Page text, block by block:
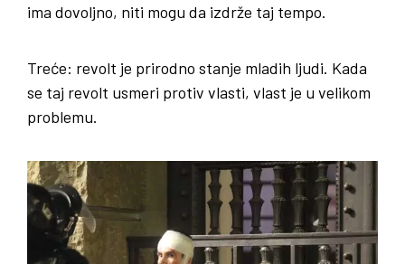
ima dovoljno, niti mogu da izdrže taj tempo.
Treće: revolt je prirodno stanje mladih ljudi. Kada
se taj revolt usmeri protiv vlasti, vlast je u velikom
problemu.